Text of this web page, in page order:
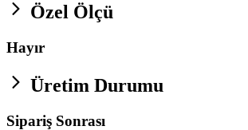
Özel Ölçü
Hayır
Üretim Durumu
Sipariş Sonrası